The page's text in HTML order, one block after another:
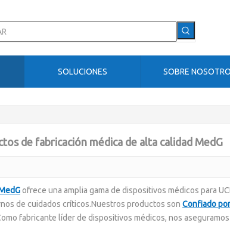
SOLUCIONES SOBRE
de fabricación médica de alta calidad MedG
ofrece una amplia gama de dispositivos médicos para
de cuidados críticos.Nuestros productos son Confiado
fabricante líder de dispositivos médicos, nos